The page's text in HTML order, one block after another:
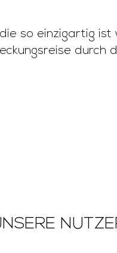
so einzigartig ist
durch